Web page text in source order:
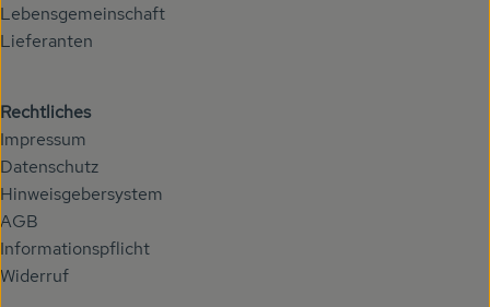
Lebensgemeinschaft
Lieferanten
Rechtliches
Impressum
Datenschutz
Hinweisgebersystem
AGB
Informationspflicht
Widerruf